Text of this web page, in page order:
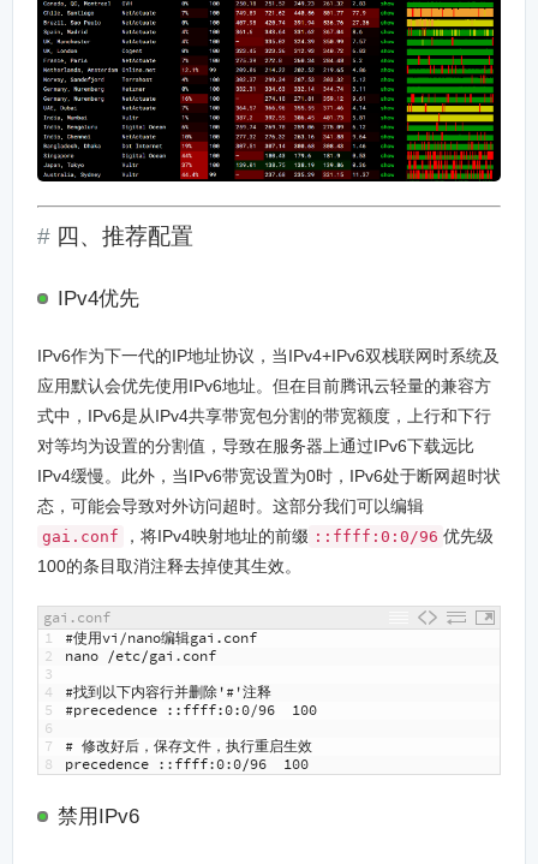
四、推荐配置
IPv4优先
IPv6作为下一代的IP地址协议，当IPv4+IPv6双栈联网时系统及
应用默认会优先使用IPv6地址。但在目前腾讯云轻量的兼容方
式中，IPv6是从IPv4共享带宽包分割的带宽额度，上行和下行
对等均为设置的分割值，导致在服务器上通过IPv6下载远比
IPv4缓慢。此外，当IPv6带宽设置为0时，IPv6处于断网超时状
态，可能会导致对外访问超时。这部分我们可以编辑
gai.conf ，将IPv4映射地址的前缀 ::ffff:0:0/96 优先级
100的条目取消注释去掉使其生效。
gai.conf
1
2
3
4
5
6
7
8
#使用vi/nano编辑gai.conf
nano /etc/gai .conf
#找到以下内容行并删除'#'注释
#precedence ::ffff:0:0/96  100
# 修改好后，保存文件，执行重启生效
precedence : :ffff:0:0/96 100
禁用IPv6